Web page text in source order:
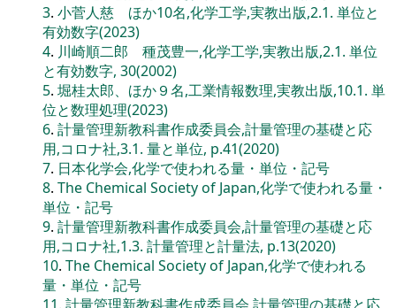
3. 小菅人慈 ほか10名,化学工学,実教出版,2.1. 単位と
有効数字(2023)
4. 川崎順二郎 種茂豊一,化学工学,実教出版,2.1. 単位
と有効数字, 30(2002)
5. 堀桂太郎、ほか９名,工業情報数理,実教出版,10.1. 単
位と数理処理(2023)
6. 計量管理新教科書作成委員会,計量管理の基礎と応
用,コロナ社,3.1. 量と単位, p.41(2020)
7. 日本化学会,化学で使われる量・単位・記号
8. The Chemical Society of Japan,化学で使われる量・
単位・記号
9. 計量管理新教科書作成委員会,計量管理の基礎と応
用,コロナ社,1.3. 計量管理と計量法, p.13(2020)
10. The Chemical Society of Japan,化学で使われる
量・単位・記号